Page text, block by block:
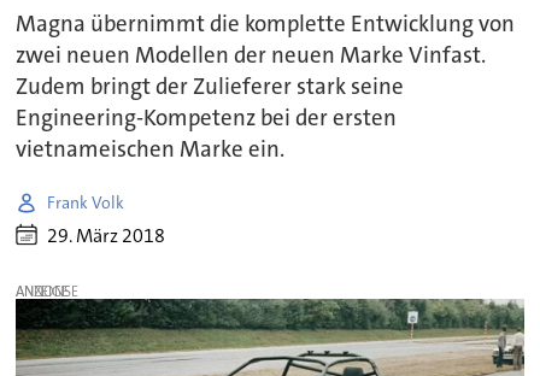
Magna übernimmt die komplette Entwicklung von
zwei neuen Modellen der neuen Marke Vinfast.
Zudem bringt der Zulieferer stark seine
Engineering-Kompetenz bei der ersten
vietnameischen Marke ein.
Frank Volk
29. März 2018
ANZEIGE